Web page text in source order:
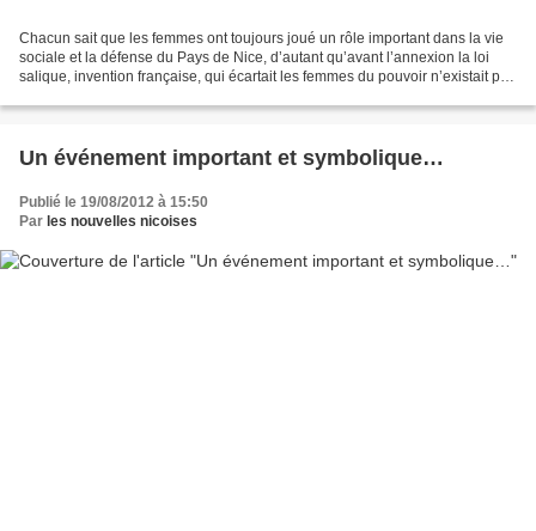
Chacun sait que les femmes ont toujours joué un rôle important dans la vie
sociale et la défense du Pays de Nice, d’autant qu’avant l’annexion la loi
salique, invention française, qui écartait les femmes du pouvoir n’existait pas
Un événement important et symbolique…
Publié le 19/08/2012 à 15:50
Par les nouvelles nicoises